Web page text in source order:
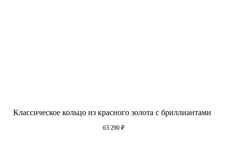
Классическое кольцо из красного золота с бриллиантами
63 290 ₽